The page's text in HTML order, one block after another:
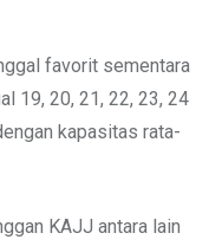
favorit sementara
19, 20, 21, 22, 23, 24
kapasitas rata-
KAJJ antara lain